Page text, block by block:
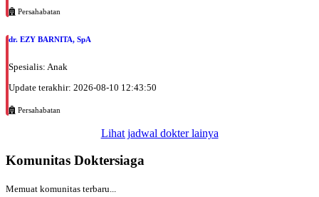
Persahabatan
dr. EZY BARNITA, SpA
Spesialis: Anak
Update terakhir: 2026-08-10 12:43:50
Persahabatan
Lihat jadwal dokter lainya
Komunitas Doktersiaga
Memuat komunitas terbaru...